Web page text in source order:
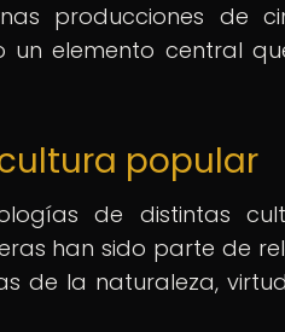
producciones de
un elemento central
popular
de distintas
han sido parte de
de la naturaleza,